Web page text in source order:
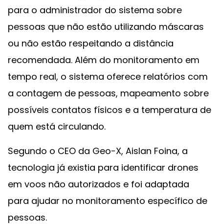
para o administrador do sistema sobre
pessoas que não estão utilizando máscaras
ou não estão respeitando a distância
recomendada. Além do monitoramento em
tempo real, o sistema oferece relatórios com
a contagem de pessoas, mapeamento sobre
possíveis contatos físicos e a temperatura de
quem está circulando.
Segundo o CEO da Geo-X, Aislan Foina, a
tecnologia já existia para identificar drones
em voos não autorizados e foi adaptada
para ajudar no monitoramento específico de
pessoas.